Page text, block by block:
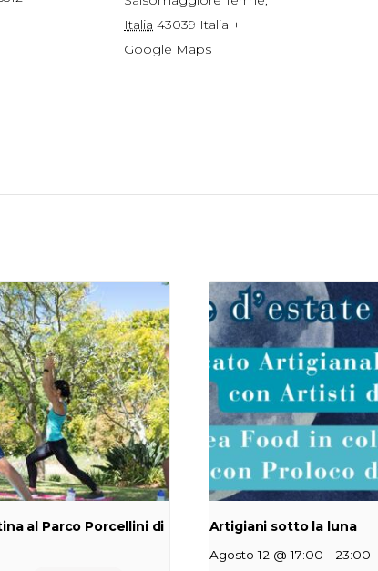
Italia 43039 Italia +
Google Maps
al Parco Porcellini di
Artigiani sotto la luna
Agosto 12 @ 17:00 - 23:00